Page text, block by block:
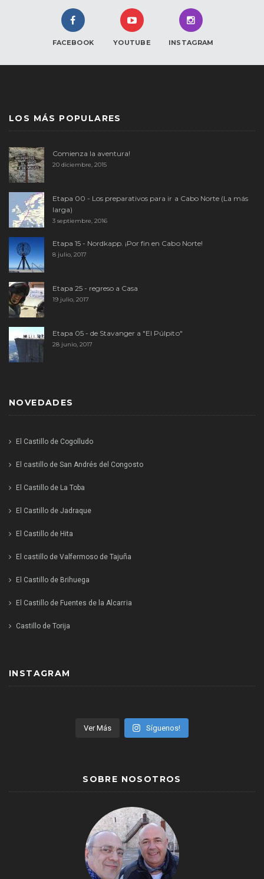
FACEBOOK YOUTUBE INSTAGRAM
LOS MÁS POPULARES
Comienza la aventura!
20 diciembre, 2015
Etapa 00 - Los preparativos para ir a Cabo Norte (La más
larga)
3 septiembre, 2016
Etapa 15 - Nordkapp. ¡Por fin en Cabo Norte!
8 julio, 2017
Etapa 25 - regreso a Casa
19 julio, 2017
Etapa 05 - de Stavanger a "El Púlpito"
28 junio, 2017
NOVEDADES
El Castillo de Cogolludo
El castillo de San Andrés del Congosto
El Castillo de La Toba
El Castillo de Jadraque
El Castillo de Hita
El castillo de Valfermoso de Tajuña
El Castillo de Brihuega
El Castillo de Fuentes de la Alcarria
Castillo de Torija
INSTAGRAM
Ver Más Síguenos!
SOBRE NOSOTROS